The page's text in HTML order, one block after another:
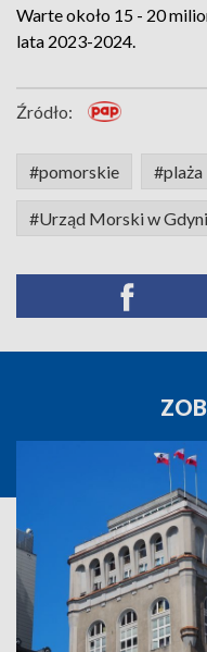
Warte około 15 - 20
lata 2023-2024.
Źródło:
#pomorskie #plaża
#Urząd Morski w Gdyni